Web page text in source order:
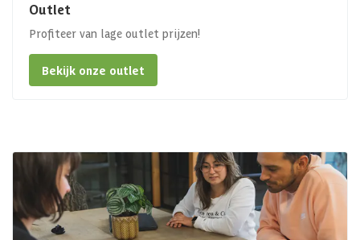
Outlet
Profiteer van lage outlet prijzen!
Bekijk onze outlet